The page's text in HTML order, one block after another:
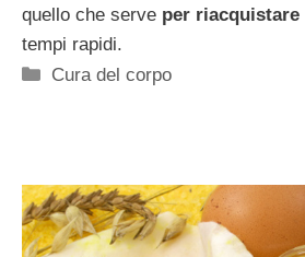
quello che serve per riacquistare
tempi rapidi.
Categorie
Cura del corpo